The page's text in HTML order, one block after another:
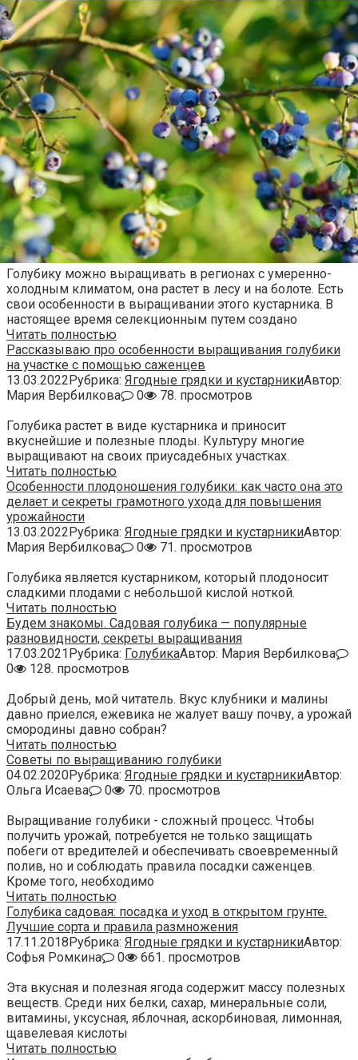
Голубику можно выращивать в регионах с умеренно-
холодным климатом, она растет в лесу и на болоте. Есть
свои особенности в выращивании этого кустарника. В
настоящее время селекционным путем создано
Читать полностью
Рассказываю про особенности выращивания голубики
на участке с помощью саженцев
13.03.2022Рубрика: Ягодные грядки и кустарникиАвтор:
Мария Вербилкова
0
78. просмотров
Голубика растет в виде кустарника и приносит
вкуснейшие и полезные плоды. Культуру многие
выращивают на своих приусадебных участках.
Читать полностью
Особенности плодоношения голубики: как часто она это
делает и секреты грамотного ухода для повышения
урожайности
13.03.2022Рубрика: Ягодные грядки и кустарникиАвтор:
Мария Вербилкова
0
71. просмотров
Голубика является кустарником, который плодоносит
сладкими плодами с небольшой кислой ноткой.
Читать полностью
Будем знакомы. Садовая голубика — популярные
разновидности, секреты выращивания
17.03.2021Рубрика: ГолубикаАвтор: Мария Вербилкова
0
128. просмотров
Добрый день, мой читатель. Вкус клубники и малины
давно приелся, ежевика не жалует вашу почву, а урожай
смородины давно собран?
Читать полностью
Советы по выращиванию голубики
04.02.2020Рубрика: Ягодные грядки и кустарникиАвтор:
Ольга Исаева
0
70. просмотров
Выращивание голубики - сложный процесс. Чтобы
получить урожай, потребуется не только защищать
побеги от вредителей и обеспечивать своевременный
полив, но и соблюдать правила посадки саженцев.
Кроме того, необходимо
Читать полностью
Голубика садовая: посадка и уход в открытом грунте.
Лучшие сорта и правила размножения
17.11.2018Рубрика: Ягодные грядки и кустарникиАвтор:
Софья Ромкина
0
661. просмотров
Эта вкусная и полезная ягода содержит массу полезных
веществ. Среди них белки, сахар, минеральные соли,
витамины, уксусная, яблочная, аскорбиновая, лимонная,
щавелевая кислоты
Читать полностью